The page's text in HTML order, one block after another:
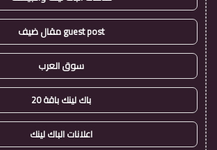
guest post مقال ضيف
سوق العرب
باك لينك باقة 20
اعلانات الباك لينك